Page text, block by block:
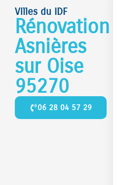
Villes du IDF
Rénovation
Asnières
sur Oise
95270
06 28 04 57 29